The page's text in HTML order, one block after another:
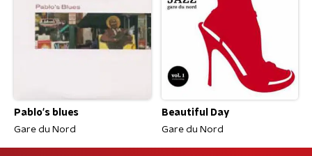
Pablo's blues
Gare du Nord
Beautiful Day
Gare du Nord